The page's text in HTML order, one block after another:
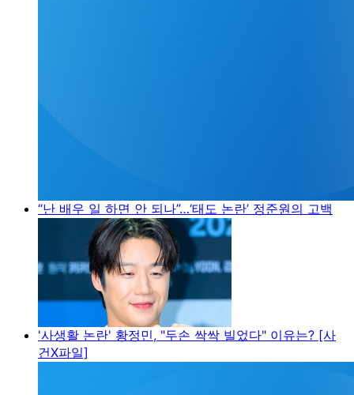
“난 배우 일 하면 안 되나”…‘태도 논란’ 정준원의 고백
'사생활 논란' 황정민, "두손 싹싹 빌었다" 이유는? [사
건X파일]